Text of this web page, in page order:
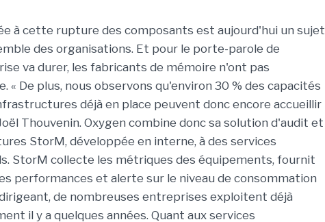
à cette rupture des composants est aujourd'hui un sujet
des organisations. Et pour le porte-parole de
va durer, les fabricants de mémoire n'ont pas
De plus, nous observons qu'environ 30 % des capacités
déjà en place peuvent donc encore accueillir
Thouvenin. Oxygen combine donc sa solution d'audit et
StorM, développée en interne, à des services
StorM collecte les métriques des équipements, fournit
performances et alerte sur le niveau de consommation
de nombreuses entreprises exploitent déjà
il y a quelques années. Quant aux services